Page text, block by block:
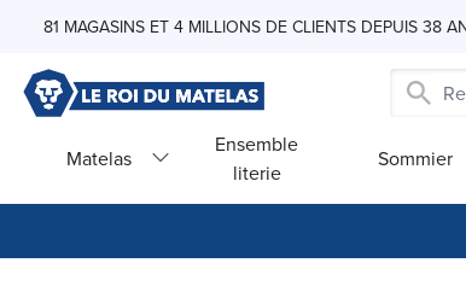
81 MAGASINS ET 4 MILLIONS DE CLIENTS DEPUIS 38
Matelas
Ensemble
literie
Sommier